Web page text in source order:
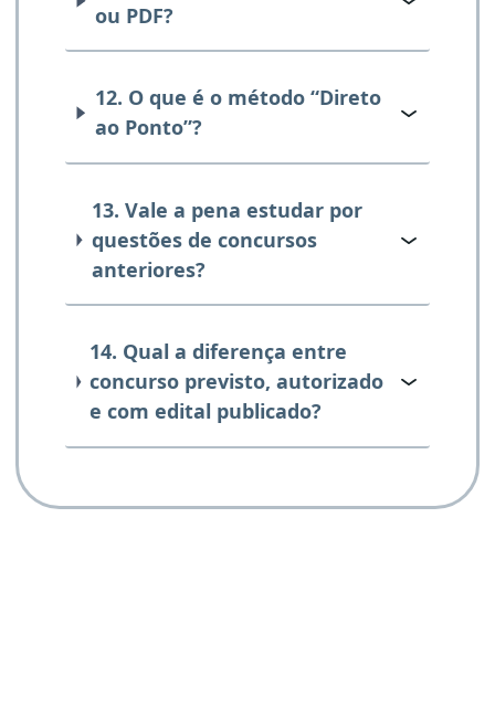
ou PDF?
12. O que é o método “Direto
ao Ponto”?
13. Vale a pena estudar por
questões de concursos
anteriores?
14. Qual a diferença entre
concurso previsto, autorizado
e com edital publicado?